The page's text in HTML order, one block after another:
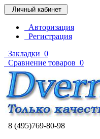
Личный кабинет
Авторизация
Регистрация
Закладки 0
Сравнение товаров 0
8 (495)769-80-98